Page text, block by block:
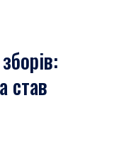
став